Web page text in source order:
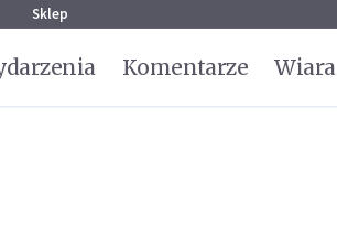
Sklep
Komentarze Wiara